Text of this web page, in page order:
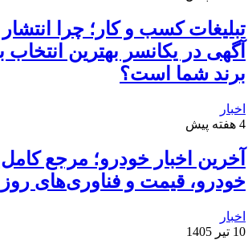
تبلیغات کسب و کار؛ چرا انتشار
آگهی در یکانسر بهترین
برند شما است؟
اخبار
4 هفته پیش
آخرین اخبار خودرو؛ مرجع
خودرو، قیمت و فناوری‌های روز
اخبار
10 تیر 1405